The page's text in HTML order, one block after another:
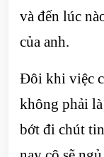
và đến lúc
của anh.
Đôi khi việc
không phải
bớt đi chút